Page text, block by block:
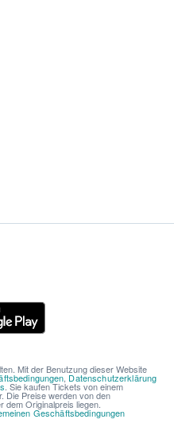
Mit der Benutzung dieser Website
, Datenschutzerklärung
. Sie kaufen Tickets von einem
Die Preise werden von den
dem Originalpreis liegen.
Geschäftsbedingungen